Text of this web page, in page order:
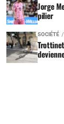
Jorge
pilier
SOCIÉTÉ